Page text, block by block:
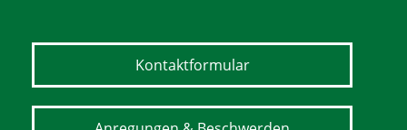
Kontaktformular